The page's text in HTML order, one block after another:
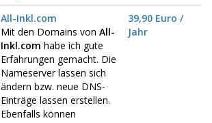
All-Inkl.com
Mit den Domains von All-
Inkl.com habe ich gute
Erfahrungen gemacht. Die
Nameserver lassen sich
ändern bzw. neue DNS-
Einträge lassen erstellen.
Ebenfalls können
39,90 Euro /
Jahr